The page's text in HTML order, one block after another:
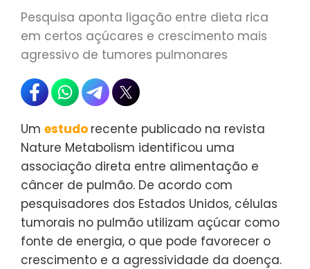
Pesquisa aponta ligação entre dieta rica
em certos açúcares e crescimento mais
agressivo de tumores pulmonares
Um estudo recente publicado na revista
Nature Metabolism identificou uma
associação direta entre alimentação e
câncer de pulmão. De acordo com
pesquisadores dos Estados Unidos, células
tumorais no pulmão utilizam açúcar como
fonte de energia, o que pode favorecer o
crescimento e a agressividade da doença.